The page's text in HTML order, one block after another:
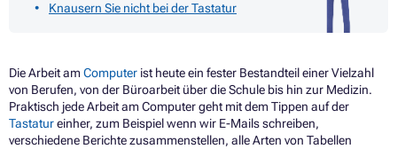
Knausern Sie nicht bei der Tastatur
Die Arbeit amComputer ist heute ein fester Bestandteil einer Vielzahl
von Berufen, von der Büroarbeit über die Schule bis hin zur Medizin.
Praktisch jede Arbeit am Computer geht mit dem Tippen auf der
Tastatureinher, zum Beispiel wenn wir E-Mails schreiben,
verschiedene Berichte zusammenstellen, alle Arten von Tabellen